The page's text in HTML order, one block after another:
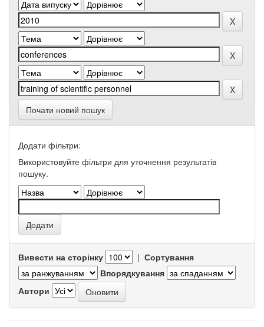
Почати новий пошук
Додати фільтри:
Використовуйте фільтри для уточнення результатів
пошуку.
Вивести на сторінку | Сортування
Впорядкування
Автори